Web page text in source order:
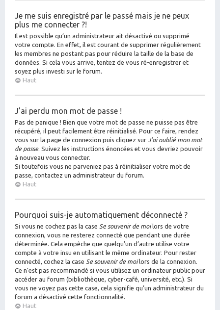
Je me suis enregistré par le passé mais je ne peux
plus me connecter ?!
Il est possible qu’un administrateur ait désactivé ou supprimé
votre compte. En effet, il est courant de supprimer régulièrement
les membres ne postant pas pour réduire la taille de la base de
données. Si cela vous arrive, tentez de vous ré-enregistrer et
soyez plus investi sur le forum.
Haut
J’ai perdu mon mot de passe !
Pas de panique ! Bien que votre mot de passe ne puisse pas être
récupéré, il peut facilement être réinitialisé. Pour ce faire, rendez
vous sur la page de connexion puis cliquez sur J’ai oublié mon mot
de passe. Suivez les instructions énoncées et vous devriez pouvoir
à nouveau vous connecter.
Si toutefois vous ne parveniez pas à réinitialiser votre mot de
passe, contactez un administrateur du forum.
Haut
Pourquoi suis-je automatiquement déconnecté ?
Si vous ne cochez pas la case Se souvenir de moilors de votre
connexion, vous ne resterez connecté que pendant une durée
déterminée. Cela empêche que quelqu’un d’autre utilise votre
compte à votre insu en utilisant le même ordinateur. Pour rester
connecté, cochez la case Se souvenir de moilors de la connexion.
Ce n’est pas recommandé si vous utilisez un ordinateur public pour
accéder au forum (bibliothèque, cyber-café, université, etc.). Si
vous ne voyez pas cette case, cela signifie qu’un administrateur du
forum a désactivé cette fonctionnalité.
Haut